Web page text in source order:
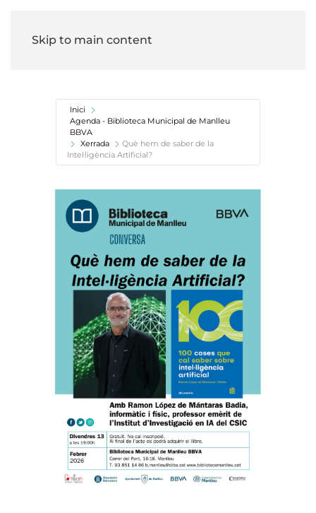
Skip to main content
Inici
Agenda - Biblioteca Municipal de Manlleu
BBVA
Xerrada
Què hem de saber de la
Intel·ligència Artificial?